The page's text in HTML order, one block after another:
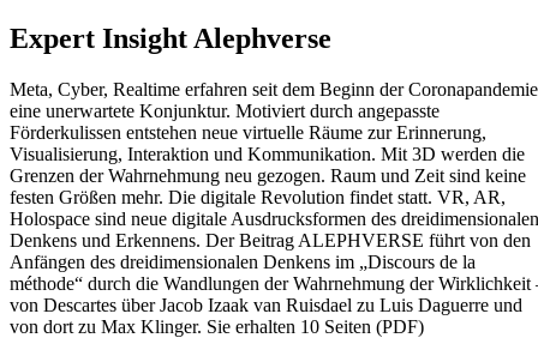
Expert Insight Alephverse
Meta, Cyber, Realtime erfahren seit dem Beginn der Coronapandemie
eine unerwartete Konjunktur. Motiviert durch angepasste
Förderkulissen entstehen neue virtuelle Räume zur Erinnerung,
Visualisierung, Interaktion und Kommunikation. Mit 3D werden die
Grenzen der Wahrnehmung neu gezogen. Raum und Zeit sind keine
festen Größen mehr. Die digitale Revolution findet statt. VR, AR,
Holospace sind neue digitale Ausdrucksformen des dreidimensionalen
Denkens und Erkennens. Der Beitrag ALEPHVERSE führt von den
Anfängen des dreidimensionalen Denkens im „Discours de la
méthode“ durch die Wandlungen der Wahrnehmung der Wirklichkeit
von Descartes über Jacob Izaak van Ruisdael zu Luis Daguerre und
von dort zu Max Klinger. Sie erhalten 10 Seiten (PDF)